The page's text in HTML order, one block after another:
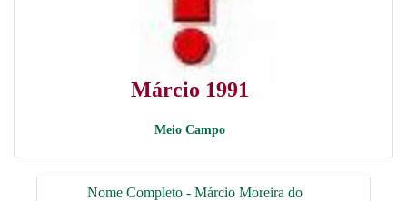
Márcio 1991
Meio Campo
Nome Completo - Márcio Moreira do